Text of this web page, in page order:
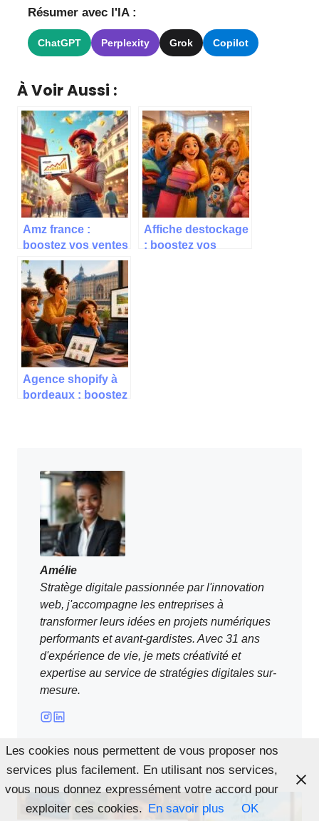
Résumer avec l'IA :
ChatGPT Perplexity Grok Copilot
À Voir Aussi :
Amz france :
boostez vos ventes
grâce à nos
conseils exclusifs
Affiche destockage
: boostez vos
Agence shopify à
bordeaux : boostez
Amélie
Stratège digitale passionnée par l'innovation
web, j'accompagne les entreprises à
transformer leurs idées en projets numériques
performants et avant-gardistes. Avec 31 ans
d'expérience de vie, je mets créativité et
expertise au service de stratégies digitales sur-
mesure.
Les cookies nous permettent de vous proposer nos
services plus facilement. En utilisant nos services,
vous nous donnez expressément votre accord pour
exploiter ces cookies. En savoir plus OK